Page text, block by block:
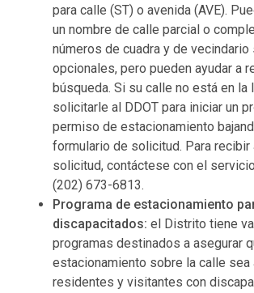
para calle (ST) o avenida (AVE).
un nombre de calle parcial o
números de cuadra y de vecindario
opcionales, pero pueden ayudar a
búsqueda. Si su calle no está en la
solicitarle al DDOT para iniciar un
permiso de estacionamiento
formulario de solicitud. Para recibir
solicitud, contáctese con el
(202) 673-6813.
Programa de estacionamiento
discapacitados: el Distrito tiene
programas destinados a asegurar
estacionamiento sobre la calle sea
residentes y visitantes con